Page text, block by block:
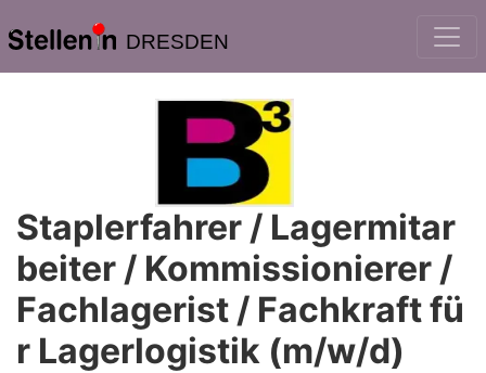
DRESDEN
Staplerfahrer / Lagermitar
beiter / Kommissionierer /
Fachlagerist / Fachkraft fü
r Lagerlogistik (m/w/d)